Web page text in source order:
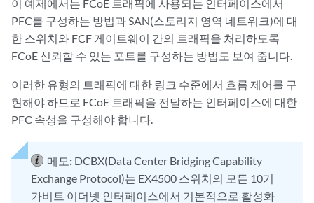
이 예제에서는 FCoE 트래픽에 사용되는 인터페이스에서
PFC를 구성하는 방법과 SAN(스토리지 영역 네트워크)에 대
한 스위치와 FCF 게이트웨이 간의 트래픽을 처리하도록
FCoE 신뢰할 수 있는 포트를 구성하는 방법도 보여 줍니다.
이러한 유형의 트래픽에 대한 링크 수준에서 흐름 제어를 구
현해야 하므로 FCoE 트래픽을 전달하는 인터페이스에 대한
PFC 속성을 구성해야 합니다.
메모: DCBX(Data Center Bridging Capability
Exchange Protocol)는 EX4500 스위치의 모든 10기
가비트 이더넷 인터페이스에서 기본적으로 활성화